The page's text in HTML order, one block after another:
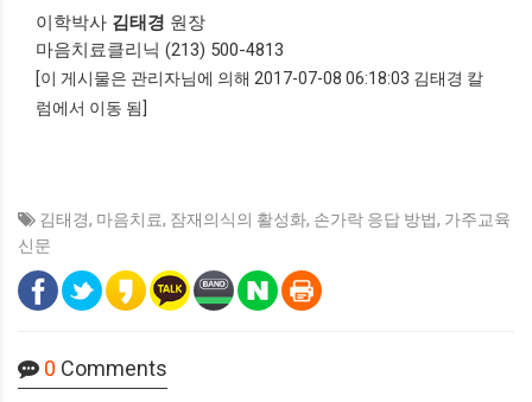
이학박사 김태경 원장
마음치료클리닉 (213) 500-4813
[이 게시물은 관리자님에 의해 2017-07-08 06:18:03 김태경 칼
럼에서 이동 됨]
김태경, 마음치료, 잠재의식의 활성화, 손가락 응답 방법, 가주교육
신문
0 Comments